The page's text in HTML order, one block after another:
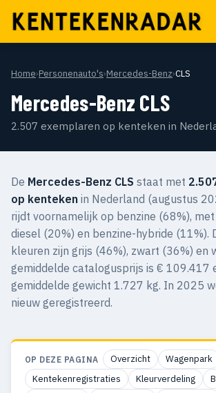
Home›Personenauto's›Mercedes-Benz›CLS
Mercedes-Benz CLS
2.507 exemplaren op kenteken in
De Mercedes-Benz CLS staat met
op kenteken in Nederland (augustus
rijdt voornamelijk op benzine (68%),
diesel (20%) en benzine-hybride (11%).
kleuren zijn grijs (46%), zwart (36%) en
gemiddelde catalogusprijs is € 109.417
gemiddelde gewicht 1.727 kg. In 2025
nieuw geregistreerd.
OP DEZE PAGINA Overzicht
Wagenpark
Kentekenregistraties
Kleurverdeling